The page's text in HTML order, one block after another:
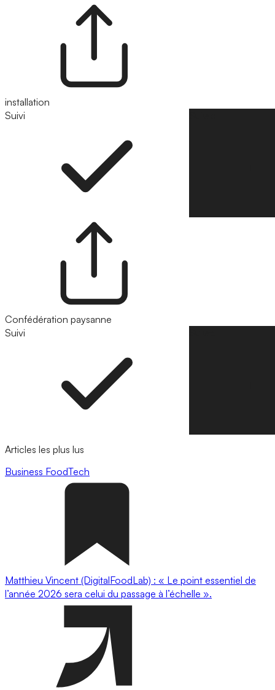
installation
Suivi
Confédération paysanne
Suivi
Articles les plus lus
Business FoodTech
Matthieu Vincent (DigitalFoodLab) : « Le point essentiel de
l’année 2026 sera celui du passage à l’échelle ».